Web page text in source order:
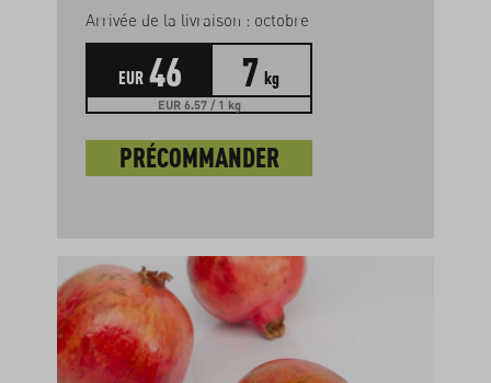
Arrivée de la livraison : octobre
EUR 46 7 kg
EUR 6.57 / 1 kg
PRÉCOMMANDER